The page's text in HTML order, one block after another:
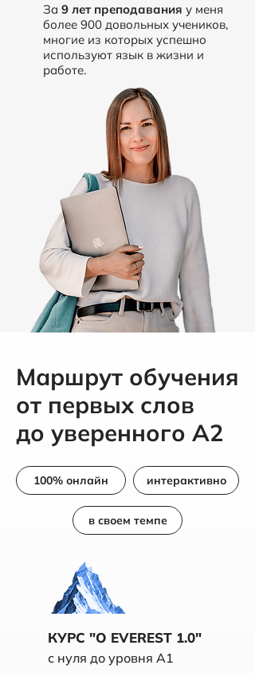
За 9 лет преподавания у меня
более 900 довольных учеников,
многие из которых успешно
используют язык в жизни и
работе.
Маршрут обучения
от первых слов
до уверенного А2
100% онлайн интерактивно
в своем темпе
КУРС "O EVEREST 1.0"
с нуля до уровня A1